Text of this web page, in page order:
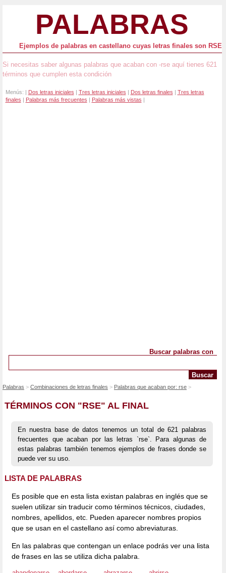
PALABRAS
Ejemplos de palabras en castellano cuyas letras finales son RSE
Si necesitas saber algunas palabras que acaban con -rse aquí tienes 621
términos que cumplen esta condición
Menús: | Dos letras iniciales | Tres letras iniciales | Dos letras finales | Tres letras
finales | Palabras más frecuentes | Palabras más vistas |
Buscar palabras con
Palabras Combinaciones de letras finales Palabras que acaban por: rse
TÉRMINOS CON "RSE" AL FINAL
En nuestra base de datos tenemos un total de 621 palabras
frecuentes que acaban por las letras `rse`. Para algunas de
estas palabras también tenemos ejemplos de frases donde se
puede ver su uso.
LISTA DE PALABRAS
Es posible que en esta lista existan palabras en inglés que se
suelen utilizar sin traducir como términos técnicos, ciudades,
nombres, apellidos, etc. Pueden aparecer nombres propios
que se usan en el castellano así como abreviaturas.
En las palabras que contengan un enlace podrás ver una lista
de frases en las se utiliza dicha palabra.